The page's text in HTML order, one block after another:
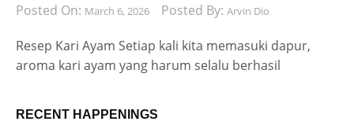
Posted On: March 6, 2026 Posted By: Arvin Dio
Resep Kari Ayam Setiap kali kita memasuki dapur,
aroma kari ayam yang harum selalu berhasil
RECENT HAPPENINGS